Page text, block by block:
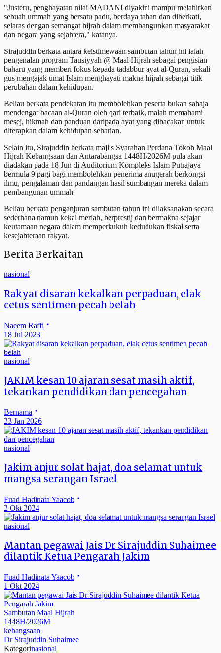
"Justeru, penghayatan nilai MADANI diyakini mampu melahirkan
sebuah ummah yang bersatu padu, berdaya tahan dan diberkati,
selaras dengan semangat hijrah dalam membangunkan masyarakat
dan negara yang sejahtera," katanya.
Sirajuddin berkata antara keistimewaan sambutan tahun ini ialah
pengenalan program Tausiyyah @ Maal Hijrah sebagai pengisian
baharu yang memberi fokus kepada tadabbur ayat al-Quran, sekali
gus mengajak umat Islam menghayati makna hijrah sebagai titik
perubahan dalam kehidupan.
Beliau berkata pendekatan itu membolehkan peserta bukan sahaja
mendengar bacaan al-Quran oleh qari terbaik, malah memahami
mesej, hikmah dan panduan daripada ayat yang dibacakan untuk
diterapkan dalam kehidupan seharian.
Selain itu, Sirajuddin berkata majlis Syarahan Perdana Tokoh Maal
Hijrah Kebangsaan dan Antarabangsa 1448H/2026M pula akan
diadakan pada 18 Jun di Auditorium Kompleks Islam Putrajaya
bermula 9 pagi bagi membolehkan penerima anugerah berkongsi
ilmu, pengalaman dan pandangan hasil sumbangan mereka dalam
pembangunan ummah.
Beliau berkata penganjuran sambutan tahun ini dilaksanakan secara
sederhana namun kekal meriah, berprestij dan bermakna sejajar
keutamaan negara dalam memperkukuh kedudukan fiskal serta
kesejahteraan rakyat.
Berita Berkaitan
nasional
Rakyat disaran kekalkan perpaduan, elak
cetus sentimen pecah belah
Naeem Raffi
18 Jul 2023
nasional
JAKIM kesan 10 ajaran sesat masih aktif,
tekankan pendidikan dan pencegahan
Bernama
23 Jan 2026
nasional
Jakim anjur solat hajat, doa selamat untuk
mangsa serangan Israel
Fuad Hadinata Yaacob
2 Okt 2024
nasional
Mantan pegawai Jais Dr Sirajuddin Suhaimee
dilantik Ketua Pengarah Jakim
Fuad Hadinata Yaacob
1 Okt 2024
Sambutan Maal Hijrah
1448H/2026M
kebangsaan
Dr Sirajuddin Suhaimee
Kategorinasional